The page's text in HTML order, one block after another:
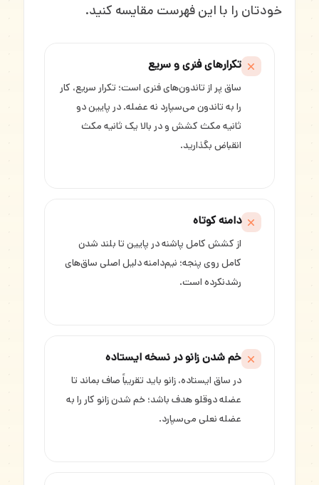
خودتان را با این فهرست مقایسه کنید.
تکرارهای فنری و سریع
ساق پر از تاندون‌های فنری است؛ تکرار سریع، کار
را به تاندون می‌سپارد نه عضله. در پایین دو
ثانیه مکث کشش و در بالا یک ثانیه مکث
انقباض بگذارید.
دامنه کوتاه
از کشش کامل پاشنه در پایین تا بلند شدن
کامل روی پنجه؛ نیم‌دامنه دلیل اصلی ساق‌های
رشد‌نکرده است.
خم شدن زانو در نسخه ایستاده
در ساق ایستاده، زانو باید تقریباً صاف بماند تا
عضله دوقلو هدف باشد؛ خم شدن زانو کار را به
عضله نعلی می‌سپارد.